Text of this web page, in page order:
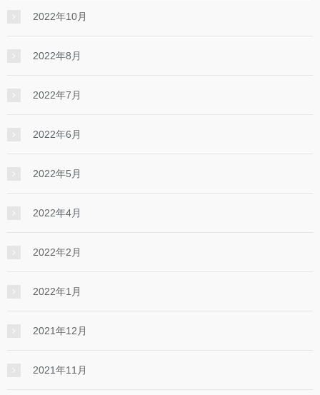
2022年10月
2022年8月
2022年7月
2022年6月
2022年5月
2022年4月
2022年2月
2022年1月
2021年12月
2021年11月